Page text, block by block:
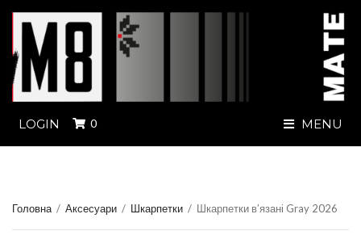
LOGIN 0 MENU
Головна / Аксесуари / Шкарпетки / Шкарпетки в’язані Gray 2026